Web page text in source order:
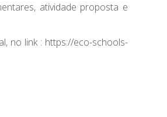
atividade proposta e
no link : https://eco-schools-